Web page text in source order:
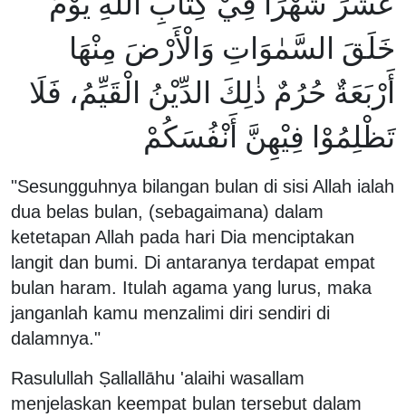
خَلَقَ السَّمٰوَاتِ وَالْأَرْضَ مِنْهَا
أَرْبَعَةٌ حُرُمٌ ذٰلِكَ الدِّيْنُ الْقَيِّمُ، فَلَا
تَظْلِمُوْا فِيْهِنَّ أَنْفُسَكُمْ
"Sesungguhnya bilangan bulan di sisi Allah ialah
dua belas bulan, (sebagaimana) dalam
ketetapan Allah pada hari Dia menciptakan
langit dan bumi. Di antaranya terdapat empat
bulan haram. Itulah agama yang lurus, maka
janganlah kamu menzalimi diri sendiri di
dalamnya."
Rasulullah Ṣallallāhu 'alaihi wasallam
menjelaskan keempat bulan tersebut dalam